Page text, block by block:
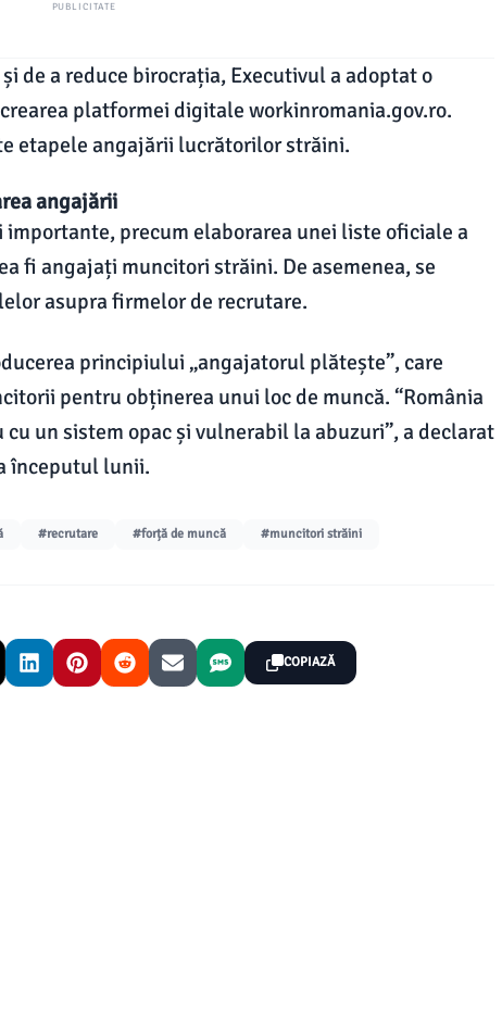
PUBLICITATE
de a reduce birocrația, Executivul a adoptat o
platformei digitale workinromania.gov.ro.
etapele angajării lucrătorilor străini.
angajării
precum elaborarea unei liste oficiale a
fi angajați muncitori străini. De asemenea, se
asupra firmelor de recrutare.
principiului „angajatorul plătește”, care
pentru obținerea unui loc de muncă. “România
un sistem opac și vulnerabil la abuzuri”, a declarat
începutul lunii.
#recrutare #forță de muncă #muncitori străini
COPIAZĂ